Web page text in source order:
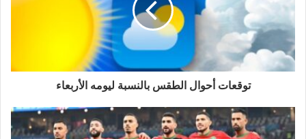
توقعات أحوال الطقس بالنسبة ليومه الأربعاء